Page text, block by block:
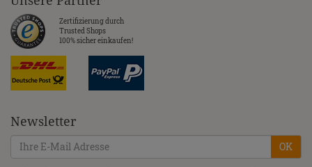
Zertifizierung durch
Trusted Shops
100% sicher einkaufen!
Newsletter
OK